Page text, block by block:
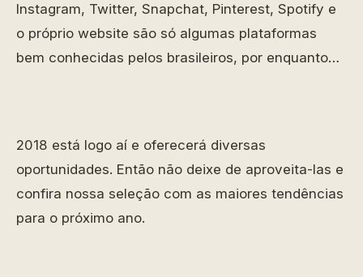
Instagram, Twitter, Snapchat, Pinterest, Spotify e
o próprio website são só algumas plataformas
bem conhecidas pelos brasileiros, por enquanto…
2018 está logo aí e oferecerá diversas
oportunidades. Então não deixe de aproveita-las e
confira nossa seleção com as maiores tendências
para o próximo ano.